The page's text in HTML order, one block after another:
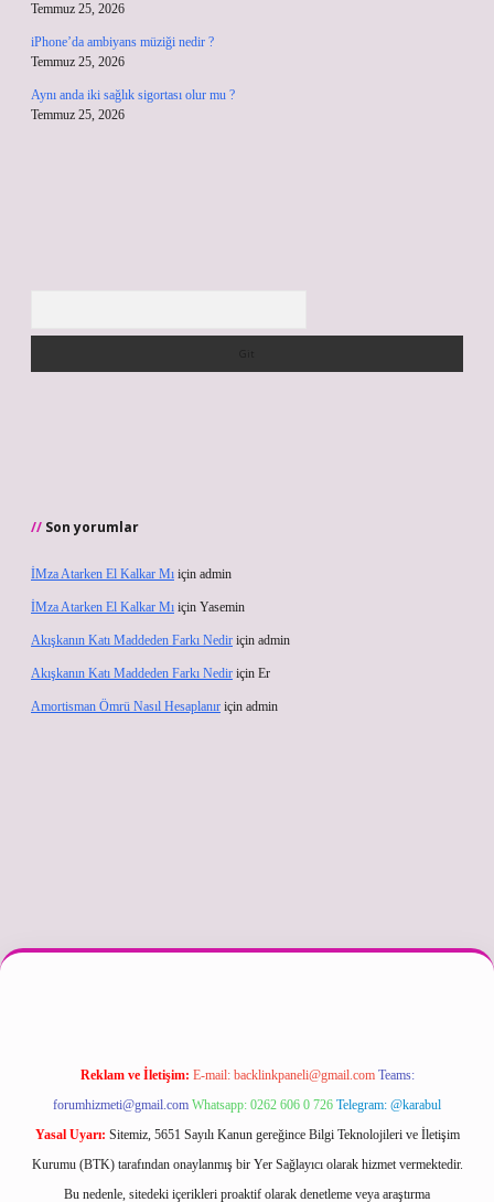
Temmuz 25, 2026
iPhone’da ambiyans müziği nedir ?
Temmuz 25, 2026
Aynı anda iki sağlık sigortası olur mu ?
Temmuz 25, 2026
Son yorumlar
İMza Atarken El Kalkar Mı için admin
İMza Atarken El Kalkar Mı için Yasemin
Akışkanın Katı Maddeden Farkı Nedir için admin
Akışkanın Katı Maddeden Farkı Nedir için Er
Amortisman Ömrü Nasıl Hesaplanır için admin
güncel
Reklam ve İletişim: E-mail: backlinkpaneli@gmail.com Teams:
forumhizmeti@gmail.com Whatsapp: 0262 606 0 726 Telegram: @karabul
Yasal Uyarı: Sitemiz, 5651 Sayılı Kanun gereğince Bilgi Teknolojileri ve İletişim
Kurumu (BTK) tarafından onaylanmış bir Yer Sağlayıcı olarak hizmet vermektedir.
Bu nedenle, sitedeki içerikleri proaktif olarak denetleme veya araştırma